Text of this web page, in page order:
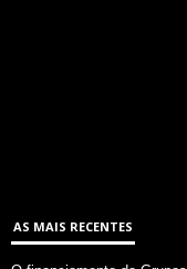
AS MAIS RECENTES